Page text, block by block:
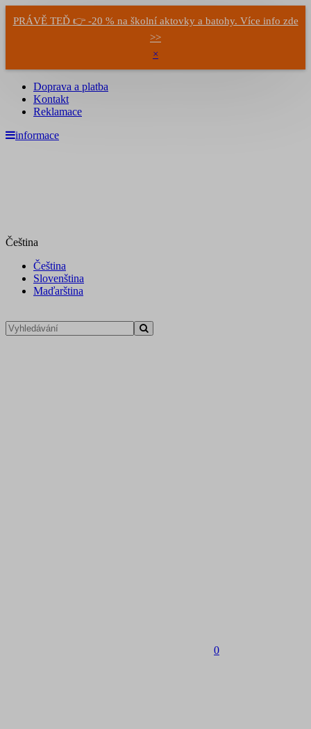
PRÁVĚ TEĎ 👉 -20 % na školní aktovky a batohy. Více info zde
>>
×
Doprava a platba
Kontakt
Reklamace
informace
Čeština
Čeština
Slovenština
Maďarština
0